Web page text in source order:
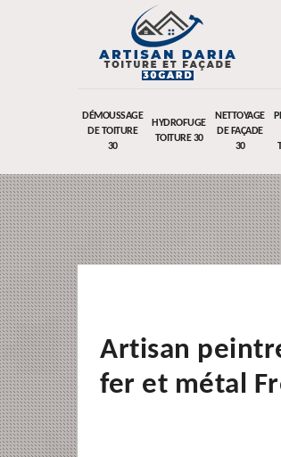
DÉMOUSSAGE
DE TOITURE
30
HYDROFUGE
TOITURE 30
NETTOYAGE
DE FAÇADE
30
Artisan
fer et métal